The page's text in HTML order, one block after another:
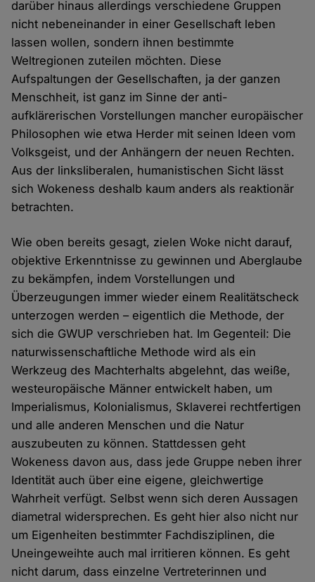
darüber hinaus allerdings verschiedene Gruppen
nicht nebeneinander in einer Gesellschaft leben
lassen wollen, sondern ihnen bestimmte
Weltregionen zuteilen möchten. Diese
Aufspaltungen der Gesellschaften, ja der ganzen
Menschheit, ist ganz im Sinne der anti-
aufklärerischen Vorstellungen mancher europäischer
Philosophen wie etwa Herder mit seinen Ideen vom
Volksgeist, und der Anhängern der neuen Rechten.
Aus der linksliberalen, humanistischen Sicht lässt
sich Wokeness deshalb kaum anders als reaktionär
betrachten.
Wie oben bereits gesagt, zielen Woke nicht darauf,
objektive Erkenntnisse zu gewinnen und Aberglaube
zu bekämpfen, indem Vorstellungen und
Überzeugungen immer wieder einem Realitätscheck
unterzogen werden – eigentlich die Methode, der
sich die GWUP verschrieben hat. Im Gegenteil: Die
naturwissenschaftliche Methode wird als ein
Werkzeug des Machterhalts abgelehnt, das weiße,
westeuropäische Männer entwickelt haben, um
Imperialismus, Kolonialismus, Sklaverei rechtfertigen
und alle anderen Menschen und die Natur
auszubeuten zu können. Stattdessen geht
Wokeness davon aus, dass jede Gruppe neben ihrer
Identität auch über eine eigene, gleichwertige
Wahrheit verfügt. Selbst wenn sich deren Aussagen
diametral widersprechen. Es geht hier also nicht nur
um Eigenheiten bestimmter Fachdisziplinen, die
Uneingeweihte auch mal irritieren können. Es geht
nicht darum, dass einzelne Vertreterinnen und